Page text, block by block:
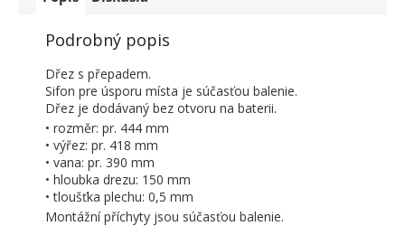
Podrobný popis
Dřez s přepadem.
Sifon pre úsporu místa je súčasťou balenie.
Dřez je dodávaný bez otvoru na baterii.
• rozměr: pr. 444 mm
• výřez: pr. 418 mm
• vana: pr. 390 mm
• hloubka drezu: 150 mm
• tloušťka plechu: 0,5 mm
Montážní příchyty jsou súčasťou balenie.